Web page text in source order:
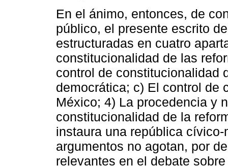
En el ánimo, entonces, de
público, el presente escrito
estructuradas en cuatro
constitucionalidad de las
control de constitucionalidad
democrática; c) El control de
México; 4) La procedencia y
constitucionalidad de la
instaura una república
argumentos no agotan, por
relevantes en el debate